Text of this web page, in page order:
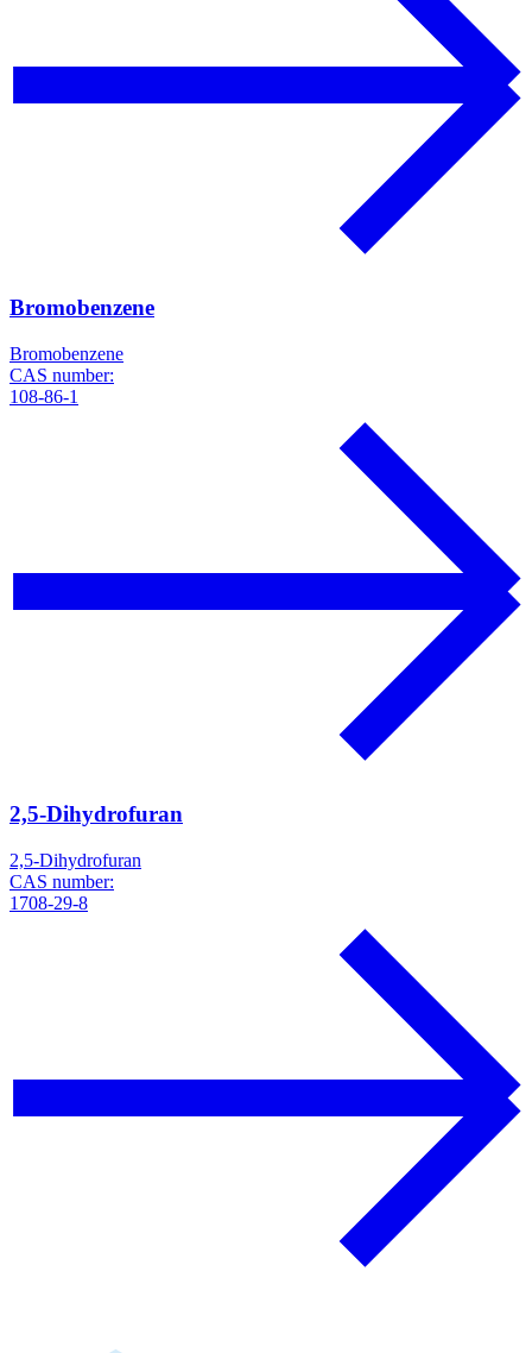
Bromobenzene
Bromobenzene
CAS number:
108-86-1
2,5-Dihydrofuran
2,5-Dihydrofuran
CAS number:
1708-29-8